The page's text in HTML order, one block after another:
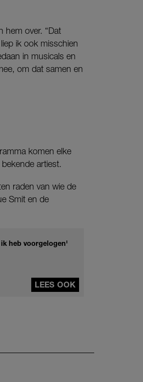
hem over. “Dat
ik ook misschien
in musicals en
om dat samen en
komen elke
artiest.
raden van wie de
Smit en de
heb voorgelogen'
LEES OOK